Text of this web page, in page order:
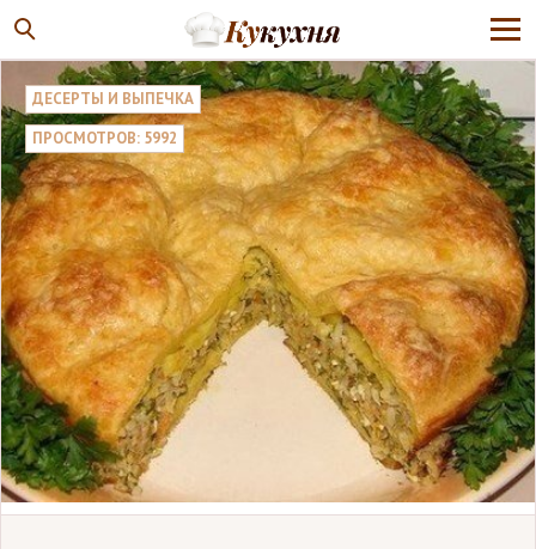
ДЕСЕРТЫ И ВЫПЕЧКА
ПРОСМОТРОВ: 5992